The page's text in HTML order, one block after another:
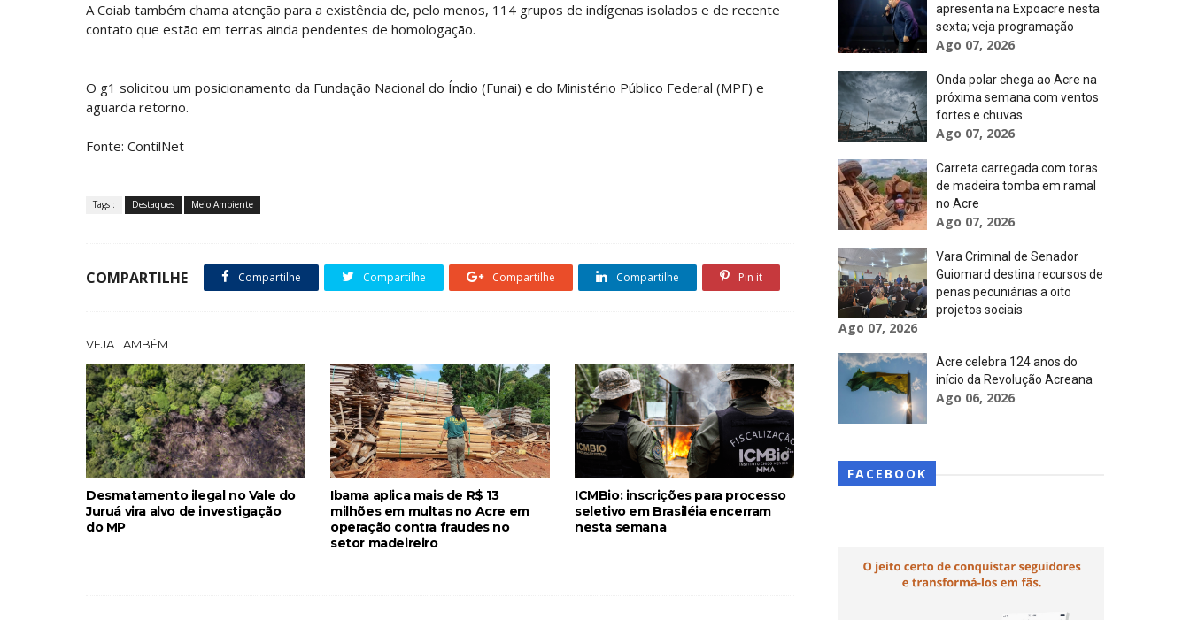
A Coiab também chama atenção para a existência de, pelo menos, 114 grupos de indígenas isolados e de recente
contato que estão em terras ainda pendentes de homologação.
O g1 solicitou um posicionamento da Fundação Nacional do Índio (Funai) e do Ministério Público Federal (MPF) e
aguarda retorno.
Fonte: ContilNet
Tags : Destaques Meio Ambiente
COMPARTILHE Compartilhe Compartilhe Compartilhe Compartilhe Pin it
VEJA TAMBÉM
Desmatamento ilegal no Vale do
Juruá vira alvo de investigação
do MP
Ibama aplica mais de R$ 13
milhões em multas no Acre em
operação contra fraudes no
setor madeireiro
ICMBio: inscrições para processo
seletivo em Brasiléia encerram
nesta semana
apresenta na Expoacre nesta
sexta; veja programação
Ago 07, 2026
Onda polar chega ao Acre na
próxima semana com ventos
fortes e chuvas
Ago 07, 2026
Carreta carregada com toras
de madeira tomba em ramal
no Acre
Ago 07, 2026
Vara Criminal de Senador
Guiomard destina recursos de
penas pecuniárias a oito
projetos sociais
Ago 07, 2026
Acre celebra 124 anos do
início da Revolução Acreana
Ago 06, 2026
FACEBOOK